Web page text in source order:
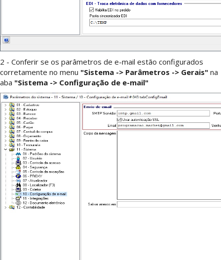
2 - Conferir se os parâmetros de e-mail estão configurados
corretamente no menu "Sistema -> Parâmetros -> Gerais" na
aba "Sistema -> Configuração de e-mail"